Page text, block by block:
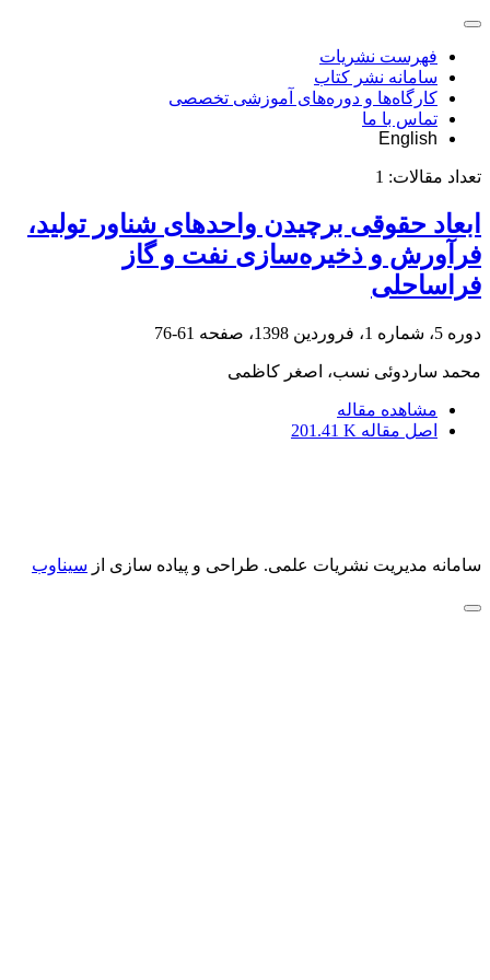
فهرست نشریات
سامانه نشر کتاب
کارگاه‌ها و دوره‌های آموزشی تخصصی
تماس با ما
English
تعداد مقالات: 1
ابعاد حقوقی برچیدن واحدهای شناور تولید،
فرآورش و ذخیره‌سازی نفت و گاز
فراساحلی
دوره 5، شماره 1، فروردین 1398، صفحه 61-76
محمد ساردوئی نسب، اصغر کاظمی
مشاهده مقاله
اصل مقاله 201.41 K
سامانه مدیریت نشریات علمی. طراحی و پیاده سازی از سیناوب